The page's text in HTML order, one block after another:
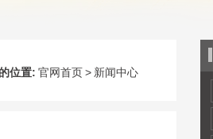
位置: 官网首页> 新闻中心